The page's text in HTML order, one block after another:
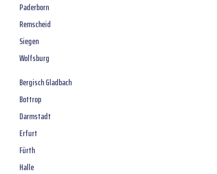
Paderborn
Remscheid
Siegen
Wolfsburg
Bergisch Gladbach
Bottrop
Darmstadt
Erfurt
Fürth
Halle